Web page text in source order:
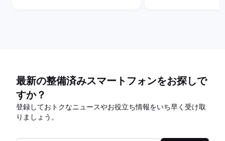
最新の整備済みスマートフォンをお探しで
すか？
登録しておトクなニュースやお役立ち情報をいち早く受け取
りましょう。